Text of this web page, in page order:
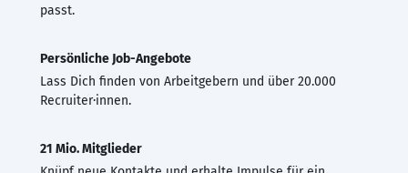
passt.
Persönliche Job-Angebote
Lass Dich finden von Arbeitgebern und über 20.000
Recruiter·innen.
21 Mio. Mitglieder